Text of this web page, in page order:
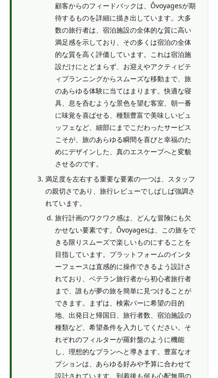
顧客からのフィードバックは、Ôvoyagesが期
待するものを詳細に描き出しています。大多
数の旅行者は、宿泊施設の全体的な質に高い
満足感を示しており、その多くは宿泊の全体
的な質を高く評価しています。これは宿泊施
設だけにとどまらず、お迎えやアクティビテ
ィプランニングからスムーズな移動まで、旅
のあらゆる体験に当てはまります。快適な寝
具、息を呑むような景色を望む客室、朝一番
に味覚を喜ばせる、種類豊富で美味しいビュ
ッフェなど、細部にまでこだわったサービス
こそが、旅のあらゆる瞬間を喜びと幸福のた
めにデザインした、真のエスケープへと変貌
させるのです。
満足度を左右する重要な要素の一つは、スタッフ
の親切さであり、旅行レビューでしばしば強調さ
れています。
旅行計画のワクワク感は、どんな冒険にも欠
かせない要素です。Ôvoyagesは、この旅をで
きる限りスムーズで楽しいものにすることを
目指しています。プラットフォームのインタ
ーフェースは直感的に操作できるよう設計さ
れており、ベテラン旅行者から初心者旅行者
まで、誰もが夢の旅を簡単に見つけることが
できます。まずは、検索バーに希望の目的
地、出発日と帰国日、旅行者数、宿泊施設の
種類など、希望条件を入力してください。そ
れぞれのフィルターが羅針盤のように機能
し、理想的なプランへと導きます。豊富なオ
プションは、あらゆる好みや予算に合わせて
設計されています。到着後も何も心配無用の